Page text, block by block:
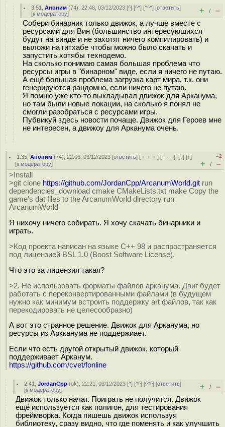
3.51 ,Аноним (74), 22:48, 03/12/2023 [^] [^^] [^^^] [ответить]
[к модератору] + / –
Собери бинарник только движок, а лучше вместе с
ресурсами для Вин (большинство интересующихся
будут на винде и не захотят ничего компилировать) и
выложи на гитхабе чтобы можно было скачать и
запустить хотябы технодемо.
На сколько понимаю самая большая проблема что
ресурсы игры в "бинарном" виде, если я ничего не путаю.
А ещё большая проблема загрузка карт мира, т.к. они
генерируются рандомно, если ничего не путаю.
Я помню уже кто-то выкладывал движок для Арканума,
но там были новые локации, на сколько я понял не
смогли разобраться с ресурсами игры.
Пубвикуй здесь новости почаще. Движок для Героев мне
не интересен, а движоу для Арканума очень.
1.35 ,Аноним (74), 22:06, 03/12/2023 [ответить] [ ﹢﹢﹢] [ · · ·][↓] [↑]
[к модератору]
–2
+ / –
>Install
>git clone https://github.com/JordanCpp/ArcanumWorld.git run
dependencies_download cmake CMakeLists.txt make Copy the
game's dat files to the ArcanumWorld directory run
ArcanumWorld
Я нихочу ничего собирать. Я хочу скачать бинарники и
играть.
>Код проекта написан на языке С++ 98 и распространяется
под лицензией BSL 1.0 (Boost Software License).
Что это за лицензия такая?
>2. Не использовать форматы файлов арканума. Двиг будет
работать с переконвертированными файлами (в будущем
нужно как минимум встроить поддержку art файлов, так как
перекодировать не целесообразно)
А вот это странное решение. Движок для Арканума, но
ресурсы из Аркканума не поддержиает.
Если что есть другой открытый движок, который
поддерживает Арканум.
https://github.com/cvet/fonline
2.41 ,JordanCpp (ok), 22:21, 03/12/2023 [^] [^^] [^^^] [ответить]
[к модератору] + / –
Движок только начат. Поиграть не получится. Движок
ещё используется как полигон, для тестирования
фреймворка. Когда пишешь движок используя
библиотеку, сразу видно, что где поменять и как улучшить